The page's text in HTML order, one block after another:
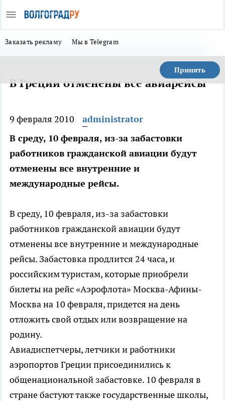
Заказать рекламу Мы в Telegram
Принять
В Греции отменены все авиарейсы
9 февраля 2010
administrator
В среду, 10 февраля, из-за забастовки
работников гражданской авиации будут
отменены все внутренние и
международные рейсы.
В среду, 10 февраля, из-за забастовки
работников гражданской авиации будут
отменены все внутренние и международные
рейсы. Забастовка продлится 24 часа, и
российским туристам, которые приобрели
билеты на рейс «Аэрофлота» Москва-Афины-
Москва на 10 февраля, придется на день
отложить свой отдых или возвращение на
родину.
Авиадиспетчеры, летчики и работники
аэропортов Греции присоединились к
общенациональной забастовке. 10 февраля в
стране бастуют также государственные школы,